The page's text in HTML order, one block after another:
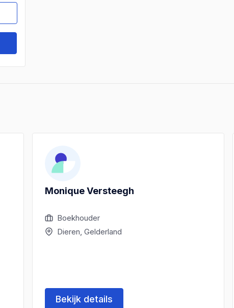
Monique Versteegh
Boekhouder
Dieren, Gelderland
Bekijk details